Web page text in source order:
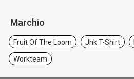
Marchio
Fruit Of The Loom Jhk T-Shirt
Workteam